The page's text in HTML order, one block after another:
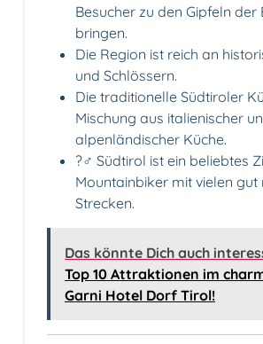
Besucher zu den Gipfeln der
bringen.
Die Region ist reich an
und Schlössern.
Die traditionelle Südtiroler
Mischung aus italienischer
alpenländischer Küche.
?‍♂️ Südtirol ist ein beliebtes
Mountainbiker mit vielen
Strecken.
Das könnte Dich auch
Top 10 Attraktionen im
Garni Hotel Dorf Tirol!